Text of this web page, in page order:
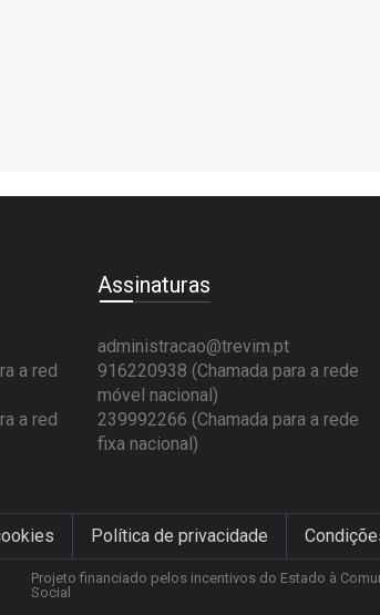
a red
a red
Assinaturas
administracao@trevim.pt
916220938 (Chamada para a rede
móvel nacional)
239992266 (Chamada para a rede
fixa nacional)
Política de privacidade
Projeto financiado pelos incentivos do Estado à
Social